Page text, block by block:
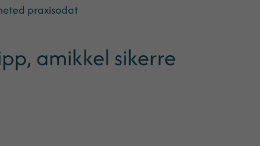
praxisodat
amikkel sikerre